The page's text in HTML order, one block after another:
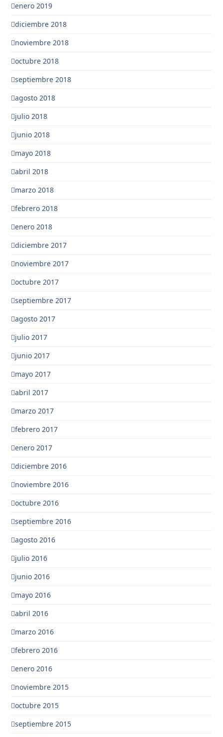
enero 2019
diciembre 2018
noviembre 2018
octubre 2018
septiembre 2018
agosto 2018
julio 2018
junio 2018
mayo 2018
abril 2018
marzo 2018
febrero 2018
enero 2018
diciembre 2017
noviembre 2017
octubre 2017
septiembre 2017
agosto 2017
julio 2017
junio 2017
mayo 2017
abril 2017
marzo 2017
febrero 2017
enero 2017
diciembre 2016
noviembre 2016
octubre 2016
septiembre 2016
agosto 2016
julio 2016
junio 2016
mayo 2016
abril 2016
marzo 2016
febrero 2016
enero 2016
noviembre 2015
octubre 2015
septiembre 2015